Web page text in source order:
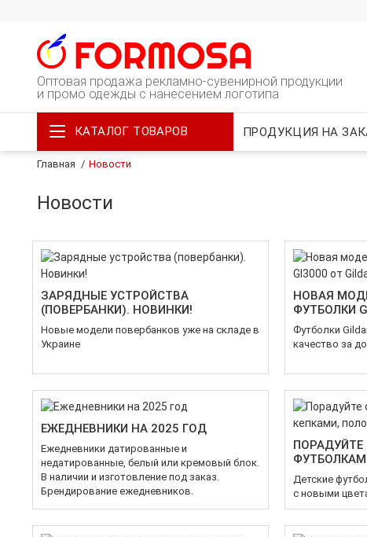
Оптовая продажа рекламно-сувенирной продукции
и промо одежды с нанесением логотипа
КАТАЛОГ ТОВАРОВ ПРОДУКЦИЯ НА
Главная Новости
Новости
ЗАРЯДНЫЕ УСТРОЙСТВА
(ПОВЕРБАНКИ). НОВИНКИ!
Новые модели повербанков уже на складе в
Украине
НОВАЯ
ФУТБОЛКИ
Футболки
качество за
ЕЖЕДНЕВНИКИ НА 2025 ГОД
Ежедневники датированные и
недатированные, белый или кремовый блок.
В наличии и изготовление под заказ.
Брендирование ежедневников.
ПОРАДУЙТЕ
Детские
с новыми